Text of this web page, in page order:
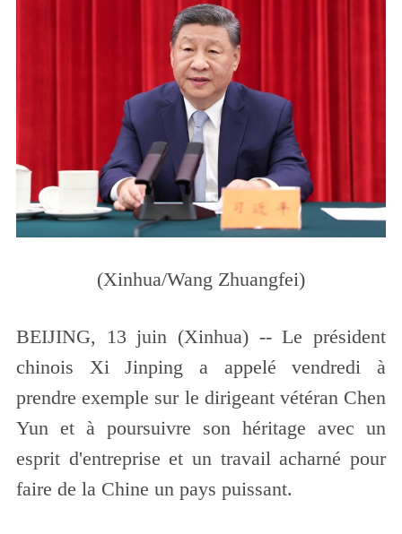
(Xinhua/Wang Zhuangfei)
BEIJING, 13 juin (Xinhua) -- Le président
chinois Xi Jinping a appelé vendredi à
prendre exemple sur le dirigeant vétéran Chen
Yun et à poursuivre son héritage avec un
esprit d'entreprise et un travail acharné pour
faire de la Chine un pays puissant.